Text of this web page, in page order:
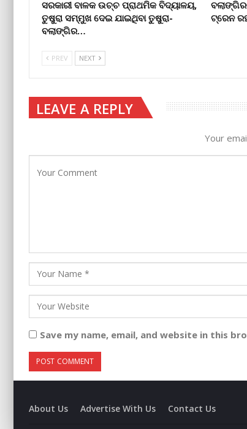
ସରକାରୀ ବାଳକ ଉଚ୍ଚ ପ୍ରାଥମିକ ବିଦ୍ୟାଳୟ,
ତୁଷୁରା ସମ୍ମୁଖ ଦେଇ ଯାଇଥିବା ତୁଷୁରା-
ବଲାଙ୍ଗିର…
ଟ୍ରେନ
PREV NEXT
LEAVE A REPLY
Your
Save my name, email, and website in this
About Us Advertise With Us Contact Us